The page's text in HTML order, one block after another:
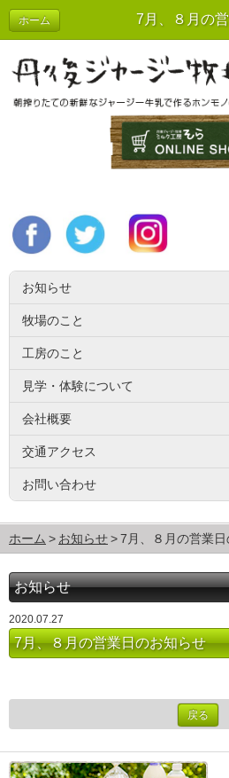
ホーム
お知らせ
牧場のこと
工房のこと
見学・体験について
会社概要
交通アクセス
お問い合わせ
ホーム お知らせ 7月、８月の営業
お知らせ
2020.07.27
7月、８月の営業日のお知らせ
戻る